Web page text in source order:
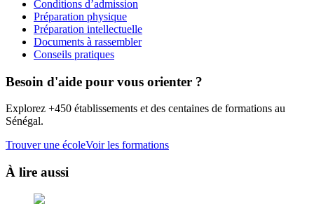
Conditions d’admission
Préparation physique
Préparation intellectuelle
Documents à rassembler
Conseils pratiques
Besoin d'aide pour vous orienter ?
Explorez +450 établissements et des centaines de formations au
Sénégal.
Trouver une écoleVoir les formations
À lire aussi